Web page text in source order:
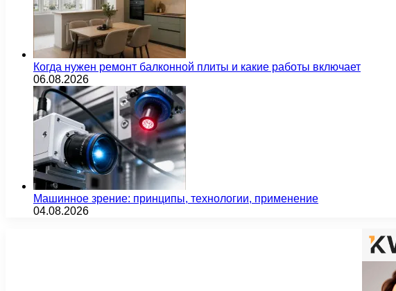
Когда нужен ремонт балконной плиты и какие работы включает
06.08.2026
Машинное зрение: принципы, технологии, применение
04.08.2026